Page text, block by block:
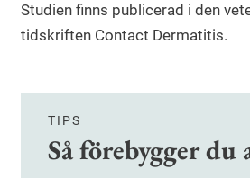
Studien finns publicerad i den
tidskriften Contact Dermatitis.
TIPS
Så förebygger du